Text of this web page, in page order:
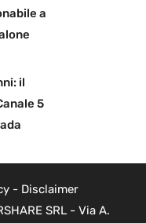
a
il
5
- Disclaimer
SRL - Via A.